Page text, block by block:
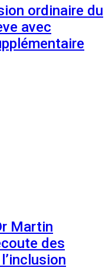
ordinaire du
avec
Martin
des